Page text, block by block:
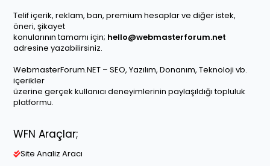
Telif içerik, reklam, ban, premium hesaplar ve diğer istek,
öneri, şikayet
konularının tamamı için; hello@webmasterforum.net
adresine yazabilirsiniz.
WebmasterForum.NET – SEO, Yazılım, Donanım, Teknoloji vb.
içerikler
üzerine gerçek kullanıcı deneyimlerinin paylaşıldığı topluluk
platformu.
WFN Araçlar;
Site Analiz Aracı